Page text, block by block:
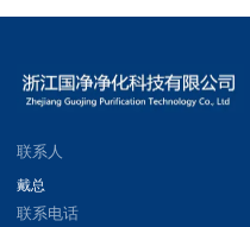
联系人
戴总
联系电话